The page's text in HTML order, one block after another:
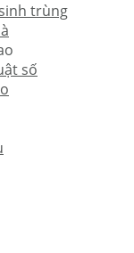
trùng
số